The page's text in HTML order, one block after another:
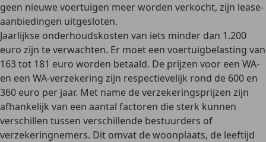
geen nieuwe voertuigen meer worden verkocht, zijn lease-
aanbiedingen uitgesloten.
Jaarlijkse onderhoudskosten van iets minder dan 1.200
euro zijn te verwachten. Er moet een voertuigbelasting van
163 tot 181 euro worden betaald. De prijzen voor een WA-
en een WA-verzekering zijn respectievelijk rond de 600 en
360 euro per jaar. Met name de verzekeringsprijzen zijn
afhankelijk van een aantal factoren die sterk kunnen
verschillen tussen verschillende bestuurders of
verzekeringnemers. Dit omvat de woonplaats, de leeftijd